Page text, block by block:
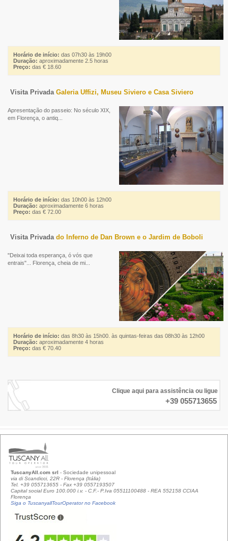
Horário de início: das 07h30 às 19h00
Duração: aproximadamente 2.5 horas
Preço: das € 18.60
Visita Privada Galeria Uffizi, Museu Siviero e Casa Siviero
Apresentação do passeio: No século XIX,
em Florença, o antiq...
Horário de início: das 10h00 às 12h00
Duração: aproximadamente 6 horas
Preço: das € 72.00
Visita Privada do Inferno de Dan Brown e o Jardim de Boboli
"Deixai toda esperança, ó vós que
entrais"... Florença, cheia de mi...
Horário de início: das 8h30 às 15h00. às quintas-feiras das 08h30 às 12h00
Duração: aproximadamente 4 horas
Preço: das € 70.40
Clique aqui para assistência ou ligue
+39 055713655
TuscanyAll.com srl - Sociedade unipessoal
via di Scandicci, 22R - Florença (Itália)
Tel. +39 055713655 - Fax +39 0557193507
Capital social Euro 100.000 i.v. - C.F.- P.Iva 05511100488 - REA 552158 CCIAA
Florença
Siga o TuscanyallTourOperator no Facebook